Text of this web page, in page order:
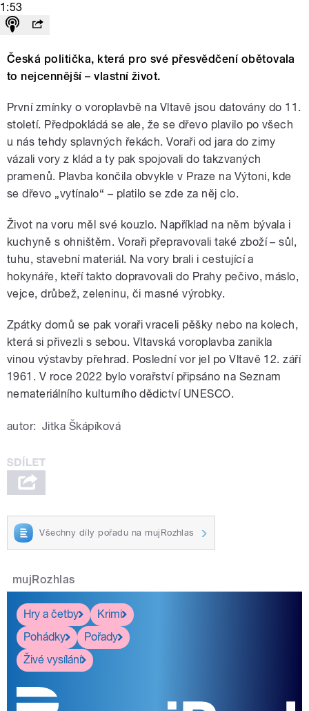
1:53
Česká politička, která pro své přesvědčení obětovala
to nejcennější – vlastní život.
První zmínky o voroplavbě na Vltavě jsou datovány do 11.
století. Předpokládá se ale, že se dřevo plavilo po všech
u nás tehdy splavných řekách. Voraři od jara do zimy
vázali vory z klád a ty pak spojovali do takzvaných
pramenů. Plavba končila obvykle v Praze na Výtoni, kde
se dřevo „vytínalo“ – platilo se zde za něj clo.
Život na voru měl své kouzlo. Například na něm bývala i
kuchyně s ohništěm. Voraři přepravovali také zboží – sůl,
tuhu, stavební materiál. Na vory brali i cestující a
hokynáře, kteří takto dopravovali do Prahy pečivo, máslo,
vejce, drůbež, zeleninu, či masné výrobky.
Zpátky domů se pak voraři vraceli pěšky nebo na kolech,
která si přivezli s sebou. Vltavská voroplavba zanikla
vinou výstavby přehrad. Poslední vor jel po Vltavě 12. září
1961. V roce 2022 bylo vorařství připsáno na Seznam
nemateriálního kulturního dědictví UNESCO.
autor: Jitka Škápíková
Všechny díly pořadu na mujRozhlas
mujRozhlas
Hry a četby
Krimi
Pohádky
Pořady
Živé vysílání